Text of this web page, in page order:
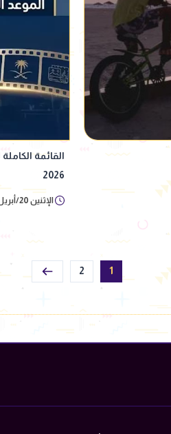
2026
الإثنين 20/أبريل/2026 - 08:01 م
1
2